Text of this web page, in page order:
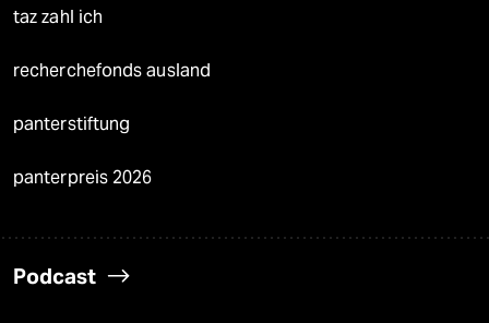
taz zahl ich
recherchefonds ausland
panterstiftung
panterpreis 2026
Podcast